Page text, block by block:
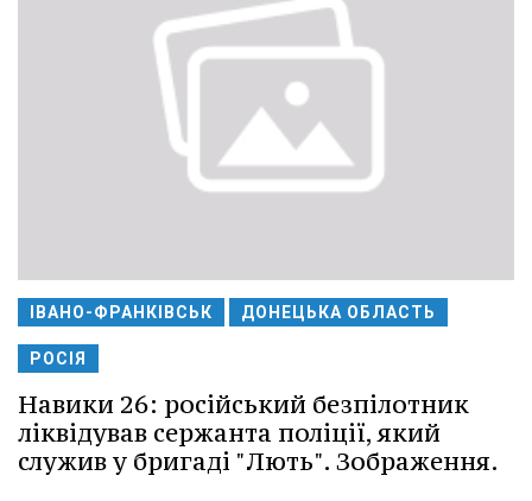
ІВАНО-ФРАНКІВСЬК ДОНЕЦЬКА ОБЛАСТЬ
РОСІЯ
Навики 26: російський безпілотник
ліквідував сержанта поліції, який
служив у бригаді "Лють". Зображення.